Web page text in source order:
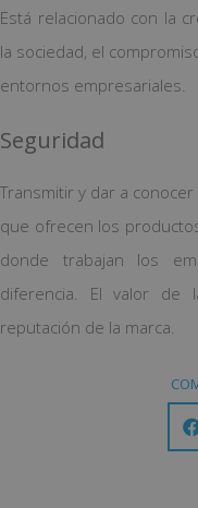
Está relacionado con la
la sociedad, el
entornos empresariales.
Seguridad
Transmitir y dar a
que ofrecen los
donde trabajan los
diferencia. El valor de
reputación de la marca.